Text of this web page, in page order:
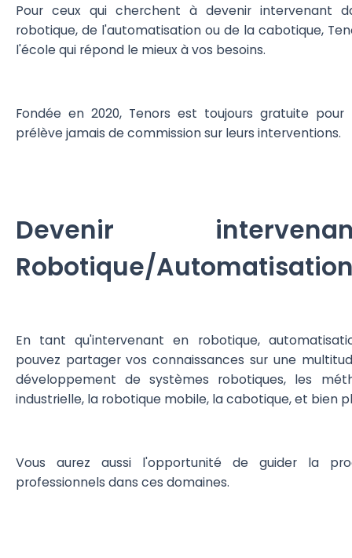
Pour ceux qui cherchent à devenir intervenant
robotique, de l'automatisation ou de la cabotique,
l'école qui répond le mieux à vos besoins.
Fondée en 2020, Tenors est toujours gratuite
prélève jamais de commission sur leurs interventions.
Devenir
Robotique/
En tant qu'intervenant en robotique,
pouvez partager vos connaissances sur une
développement de systèmes robotiques, les
industrielle, la robotique mobile, la cabotique, et bien
Vous aurez aussi l'opportunité de guider la
professionnels dans ces domaines.